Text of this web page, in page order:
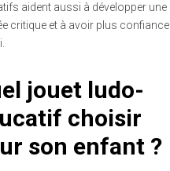
aident aussi à développer une
critique et à avoir plus confiance
jouet ludo-
choisir
son enfant ?